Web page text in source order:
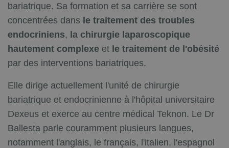
bariatrique. Sa formation et sa carrière se sont
concentrées dans le traitement des troubles
endocriniens, la chirurgie laparoscopique
hautement complexe et le traitement de l'obésité
par des interventions bariatriques.
Elle dirige actuellement l'unité de chirurgie
bariatrique et endocrinienne à l'hôpital universitaire
Dexeus et exerce au centre médical Teknon. Le Dr
Ballesta parle couramment plusieurs langues,
notamment l'anglais, le français, l'italien, l'espagnol